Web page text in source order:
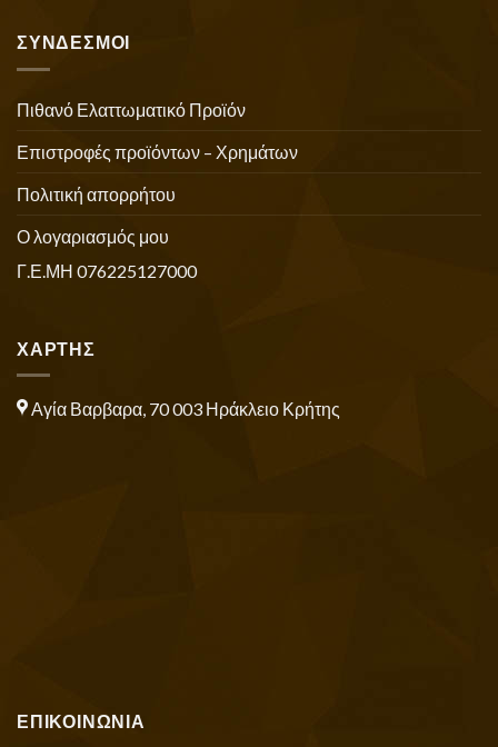
ΣΥΝΔΕΣΜΟΙ
Πιθανό Ελαττωματικό Προϊόν
Επιστροφές προϊόντων – Χρημάτων
Πολιτική απορρήτου
Ο λογαριασμός μου
Γ.Ε.ΜΗ 076225127000
ΧΑΡΤΗΣ
Αγία Βαρβαρα, 70 003 Ηράκλειο Κρήτης
ΕΠΙΚΟΙΝΩΝΙΑ